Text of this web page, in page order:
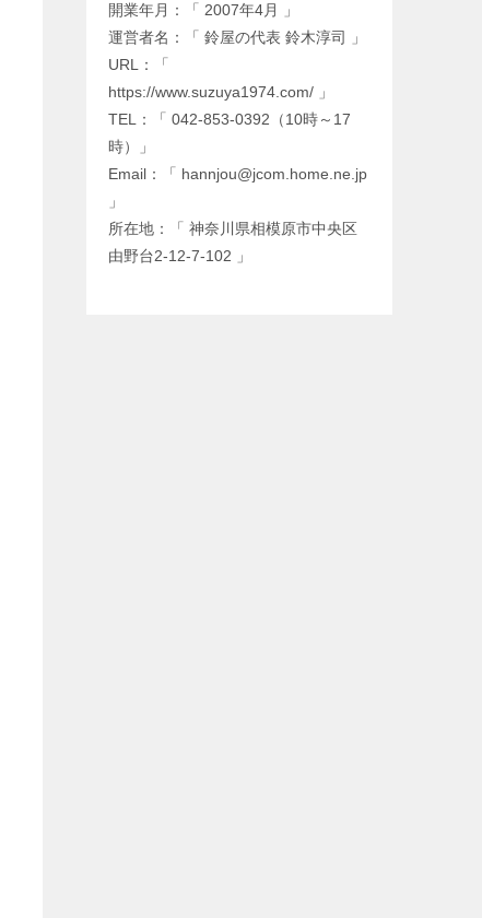
開業年月：「 2007年4月 」
運営者名：「 鈴屋の代表 鈴木淳司 」
URL：「
https://www.suzuya1974.com/ 」
TEL：「 042-853-0392（10時～17
時）」
Email：「 hannjou@jcom.home.ne.jp
」
所在地：「 神奈川県相模原市中央区
由野台2-12-7-102 」